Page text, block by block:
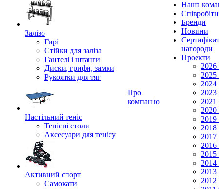
Залізо
Гирі
Стійки для заліза
Гантелі і штанги
Диски, грифи, замки
Рукоятки для тяг
Настільний теніс
Тенісні столи
Аксесуари для тенісу
Активний спорт
Самокати
Про
компанію
Наша
Бренди
Новини
нагороди
Проекти
2026
2025
2024
2023
2021
2020
2019
2018
2017
2016
2015
2014
2013
2012